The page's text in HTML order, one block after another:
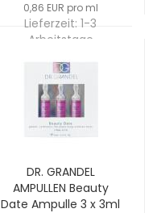
0,86 EUR pro ml
Lieferzeit: 1-3
Arbeitstage
DR. GRANDEL
AMPULLEN Beauty
Date Ampulle 3 x 3ml